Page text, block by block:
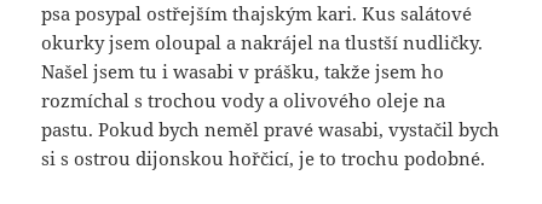
psa posypal ostřejším thajským kari. Kus salátové
okurky jsem oloupal a nakrájel na tlustší nudličky.
Našel jsem tu i wasabi v prášku, takže jsem ho
rozmíchal s trochou vody a olivového oleje na
pastu. Pokud bych neměl pravé wasabi, vystačil bych
si s ostrou dijonskou hořčicí, je to trochu podobné.